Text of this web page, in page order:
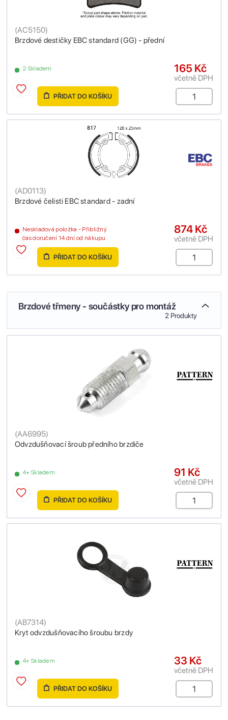
Brzdové destičky EBC standard (GG) - přední
(AC5150)
2 Skladem 165 Kč
včetně DPH
PŘIDAT DO KOŠÍKU
Brzdové čelisti EBC standard - zadní
(AD0113)
Neskladová položka - Přibližný
čas doručení 14 dní od nákupu
874 Kč
včetně DPH
PŘIDAT DO KOŠÍKU
Brzdové třmeny - součástky pro montáž
2 Produkty
Odvzdušňovací šroub předního brzdiče
(AA6995)
4+ Skladem 91 Kč
včetně DPH
PŘIDAT DO KOŠÍKU
Kryt odvzdušňovacího šroubu brzdy
(AB7314)
4+ Skladem 33 Kč
včetně DPH
PŘIDAT DO KOŠÍKU